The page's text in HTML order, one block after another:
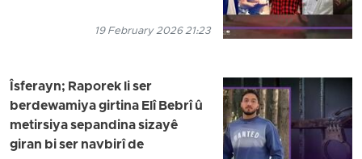
19 February 2026 21:23
Îsferayn; Raporek li ser
berdewamiya girtina Elî Bebrî û
metirsiya sepandina sizayê
giran bi ser navbirî de